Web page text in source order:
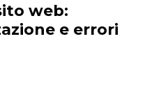
web:
e errori